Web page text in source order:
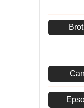
配件
Kyocera 京瓷
行動工作站
DELL 戴爾
行動通訊室內
電力線網路設